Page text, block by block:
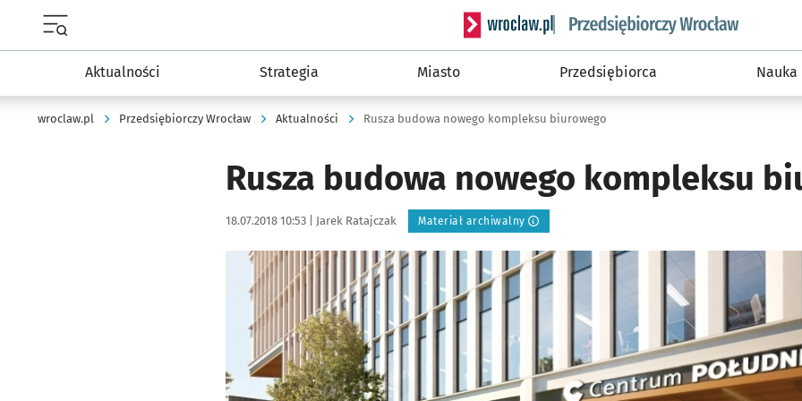
Serwis informacyjny wroclaw.pl podserwis:
Aktualności Strategia Miasto Przedsiębiorca Nauka
wroclaw.pl Przedsiębiorczy Wrocław Aktualności Rusza budowa nowego kompleksu biurowego
Rusza budowa nowego kompleksu
Data publikacji:
18.07.2018 10:53 | Autor:
Jarek Ratajczak Materiał archiwalny
Kliknij, aby powiększyć